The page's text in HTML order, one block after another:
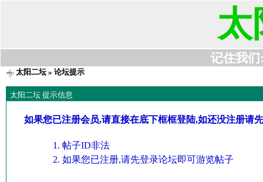
太
记住我们
太阳二坛» 论坛提示
太阳二坛 提示信息
如果您已注册会员,请直接在底下框框登陆,如还没注册请
帖子ID非法
如果您已注册,请先登录论坛即可游览帖子